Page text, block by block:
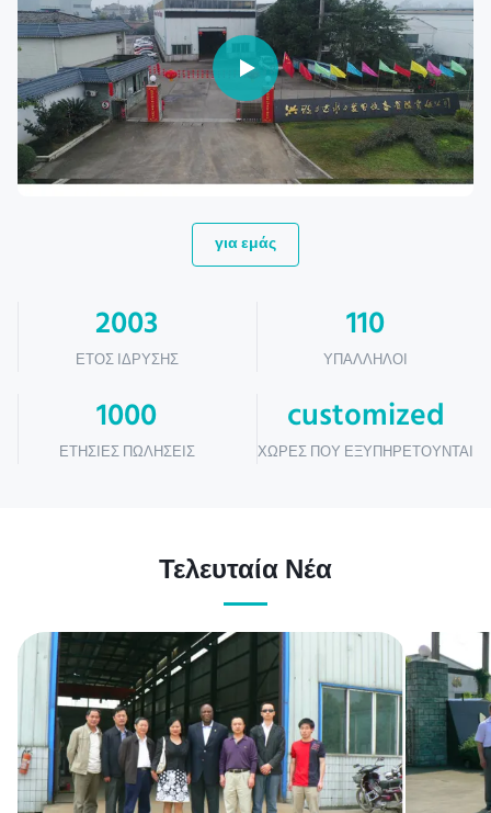
για εμάς
2003
ΈΤΟΣ ΊΔΡΥΣΗΣ
110
ΥΠΆΛΛΗΛΟΙ
1000
ΕΤΉΣΙΕΣ ΠΩΛΉΣΕΙΣ
customized
ΧΏΡΕΣ ΠΟΥ ΕΞΥΠΗΡΕΤΟΎΝΤΑΙ
Τελευταία Νέα